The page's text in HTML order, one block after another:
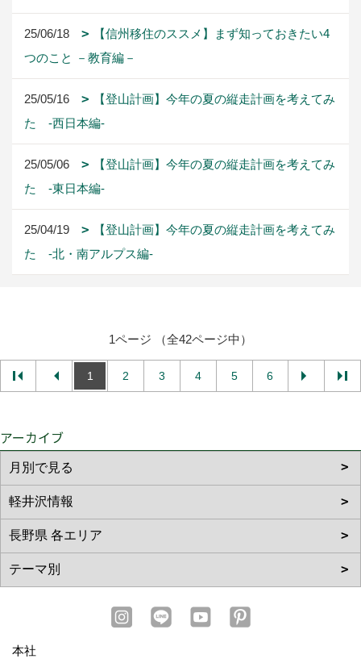
25/06/18
【信州移住のススメ】まず知っておきたい4
つのこと －教育編－
25/05/16
【登山計画】今年の夏の縦走計画を考えてみ
た -西日本編-
25/05/06
【登山計画】今年の夏の縦走計画を考えてみ
た -東日本編-
25/04/19
【登山計画】今年の夏の縦走計画を考えてみ
た -北・南アルプス編-
1ページ （全42ページ中）
1 2 3 4 5 6
アーカイブ
本社